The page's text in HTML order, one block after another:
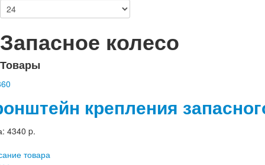
Запасное колесо
Товары
крепления
4340 p.
товара